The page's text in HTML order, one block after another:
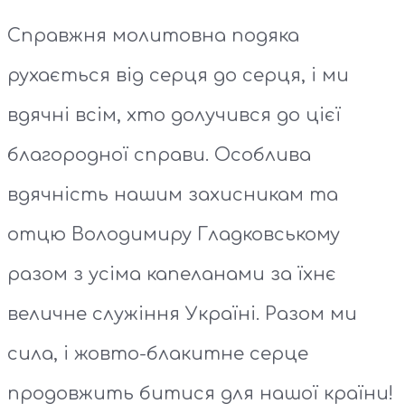
Справжня молитовна подяка
рухається від серця до серця, і ми
вдячні всім, хто долучився до цієї
благородної справи. Особлива
вдячність нашим захисникам та
отцю Володимиру Гладковському
разом з усіма капеланами за їхнє
величне служіння Україні. Разом ми
сила, і жовто-блакитне серце
продовжить битися для нашої країни!